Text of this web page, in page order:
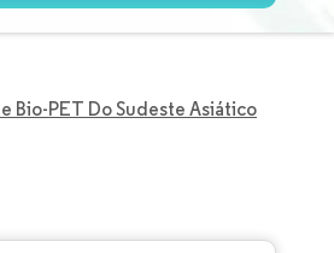
Bio-PET Do Sudeste Asiático